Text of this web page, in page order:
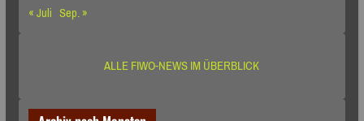
« Juli Sep. »
ALLE FIWO-NEWS IM ÜBERBLICK